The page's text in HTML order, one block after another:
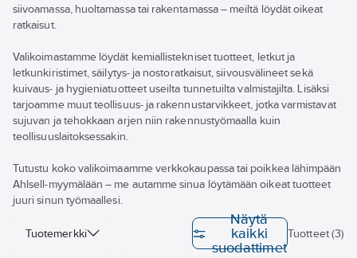
A-klubi
siivoamassa, huoltamassa tai rakentamassa – meiltä löydät oikeat
ratkaisut.
Valikoimastamme löydät kemiallistekniset tuotteet, letkut ja
letkunkiristimet, säilytys- ja nostoratkaisut, siivousvälineet sekä
kuivaus- ja hygieniatuotteet useilta tunnetuilta valmistajilta. Lisäksi
tarjoamme muut teollisuus- ja rakennustarvikkeet, jotka varmistavat
sujuvan ja tehokkaan arjen niin rakennustyömaalla kuin
teollisuuslaitoksessakin.
Tutustu koko valikoimaamme verkkokaupassa tai poikkea lähimpään
Ahlsell-myymälään – me autamme sinua löytämään oikeat tuotteet
juuri sinun työmaallesi.
Tuotemerkki
Näytä
kaikki
suodattimet
Tuotteet (3)